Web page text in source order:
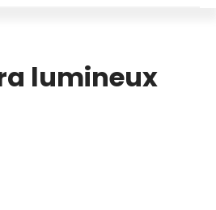
lumineux